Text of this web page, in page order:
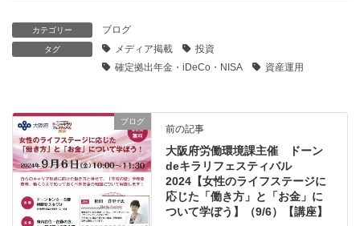
カテゴリー ブログ
タグ メディア掲載
投資
確定拠出年金・iDeCo・NISA
資産運用
ブログ
前の記事
大阪府労働環境課主催 ドーン
deキラリフェスティバル
2024【女性のライフステージに
応じた「働き方」と「お金」に
ついて学ぼう】（9/6）【講座】